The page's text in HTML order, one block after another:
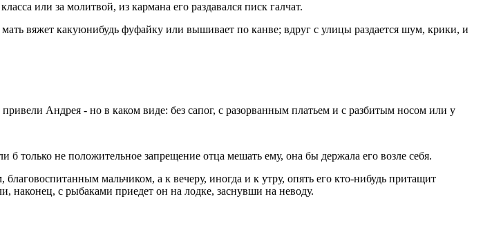
или за молитвой, из кармана его раздавался писк галчат.
вяжет какуюнибудь фуфайку или вышивает по канве; вдруг с улицы раздается шум, крики, и
Андрея - но в каком виде: без сапог, с разорванным платьем и с разбитым носом или у
только не положительное запрещение отца мешать ему, она бы держала его возле себя.
мальчиком, а к вечеру, иногда и к утру, опять его кто-нибудь притащит
наконец, с рыбаками приедет он на лодке, заснувши на неводу.